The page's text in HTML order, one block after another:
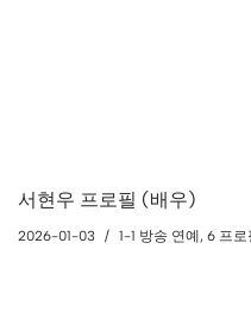
서현우 프로필 (배우)
2026-01-03 1-1 방송 연예, 6 프로